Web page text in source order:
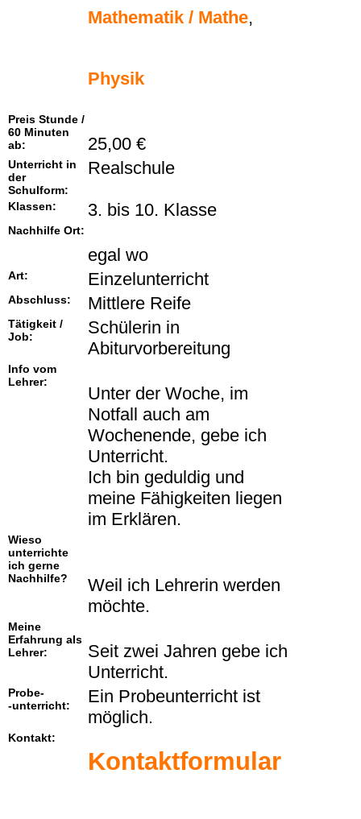
Mathematik / Mathe,
Physik
Preis Stunde /
60 Minuten
ab:
25,00 €
Unterricht in
der
Schulform:
Realschule
Klassen: 3. bis 10. Klasse
Nachhilfe Ort:
egal wo
Art: Einzelunterricht
Abschluss: Mittlere Reife
Tätigkeit /
Job:
Schülerin in
Abiturvorbereitung
Info vom
Lehrer:
Unter der Woche, im
Notfall auch am
Wochenende, gebe ich
Unterricht.
Ich bin geduldig und
meine Fähigkeiten liegen
im Erklären.
Wieso
unterrichte
ich gerne
Nachhilfe?
Weil ich Lehrerin werden
möchte.
Meine
Erfahrung als
Lehrer:
Seit zwei Jahren gebe ich
Unterricht.
Probe-
-unterricht:
Ein Probeunterricht ist
möglich.
Kontakt:
Kontaktformular